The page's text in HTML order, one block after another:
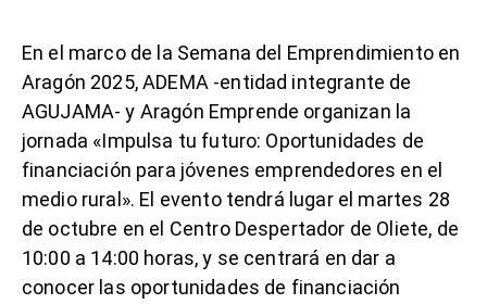
En el marco de la Semana del Emprendimiento en
Aragón 2025, ADEMA -entidad integrante de
AGUJAMA- y Aragón Emprende organizan la
jornada «Impulsa tu futuro: Oportunidades de
financiación para jóvenes emprendedores en el
medio rural». El evento tendrá lugar el martes 28
de octubre en el Centro Despertador de Oliete, de
10:00 a 14:00 horas, y se centrará en dar a
conocer las oportunidades de financiación